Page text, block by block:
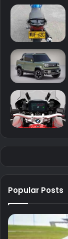
Popular Posts